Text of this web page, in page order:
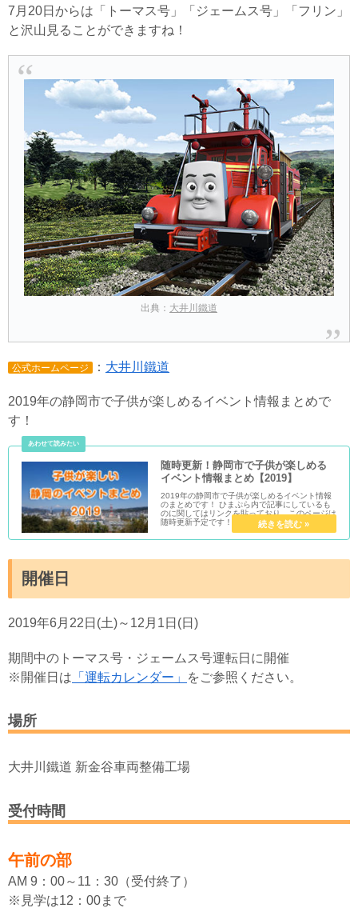
7月20日からは「トーマス号」「ジェームス号」「フリン」
と沢山見ることができますね！
出典： 大井川鐵道
公式ホームページ ： 大井川鐵道
2019年の静岡市で子供が楽しめるイベント情報まとめで
す！
随時更新！静岡市で子供が楽しめる
イベント情報まとめ【2019】
2019年の静岡市で子供が楽しめるイベント情報
のまとめです！ ひまぷら内で記事にしているも
のに関してはリンクを貼っており、このページは
随時更新予定です！
開催日
2019年6月22日(土)～12月1日(日)
期間中のトーマス号・ジェームス号運転日に開催
※開催日は 「運転カレンダー」 をご参照ください。
場所
大井川鐵道 新金谷車両整備工場
受付時間
午前の部
AM 9：00～11：30（受付終了）
※見学は12：00まで